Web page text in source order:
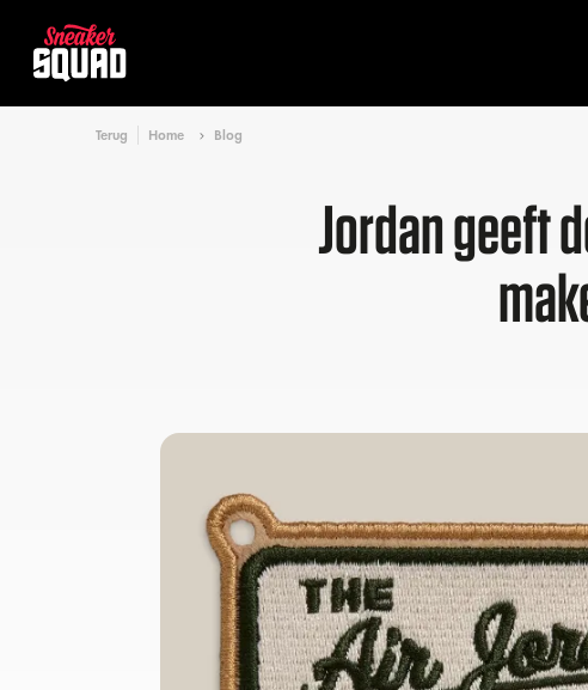
Terug Home Blog
Jordan geeft